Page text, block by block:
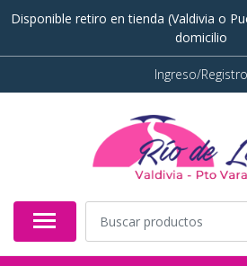
Disponible retiro en tienda (Valdivia o
domicilio
Ingreso/Registro